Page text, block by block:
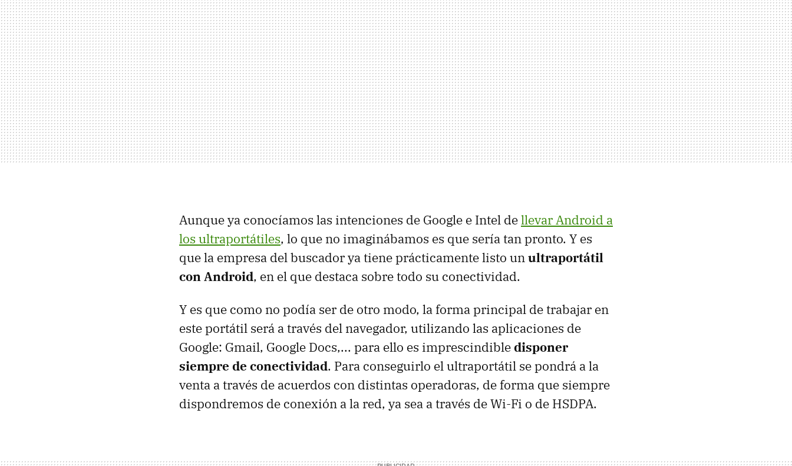
Aunque ya conocíamos las intenciones de Google e Intel dellevar Android a
los ultraportátiles, lo que no imaginábamos es que sería tan pronto. Y es
que la empresa del buscador ya tiene prácticamente listo unultraportátil
con Android, en el que destaca sobre todo su conectividad.
Y es que como no podía ser de otro modo, la forma principal de trabajar en
este portátil será a través del navegador, utilizando las aplicaciones de
Google: Gmail, Google Docs,... para ello es imprescindibledisponer
siempre de conectividad. Para conseguirlo el ultraportátil se pondrá a la
venta a través de acuerdos con distintas operadoras, de forma que siempre
dispondremos de conexión a la red, ya sea a través de Wi-Fi o de HSDPA.